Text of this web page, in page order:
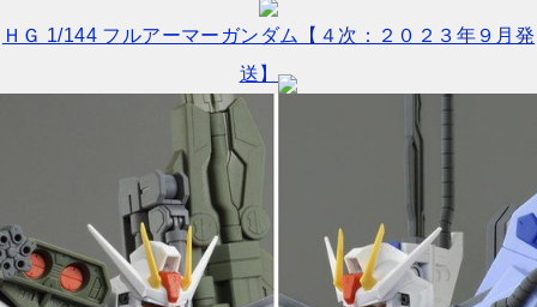
ＨＧ 1/144 フルアーマーガンダム【４次：２０２３年９月発
送】